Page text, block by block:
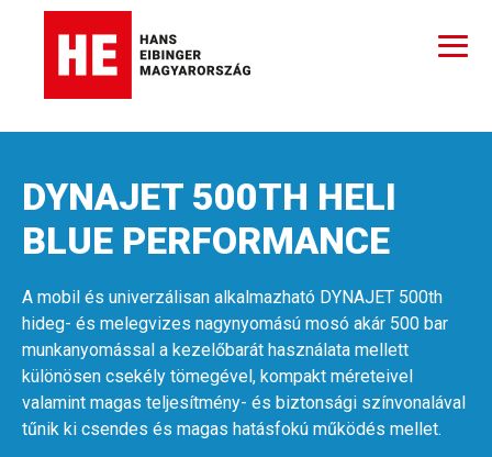
DYNAJET 500TH HELI
BLUE PERFORMANCE
A mobil és univerzálisan alkalmazható DYNAJET 500th
hideg- és melegvizes nagynyomású mosó akár 500 bar
munkanyomással a kezelőbarát használata mellett
különösen csekély tömegével, kompakt méreteivel
valamint magas teljesítmény- és biztonsági színvonalával
tűnik ki csendes és magas hatásfokú működés mellet.